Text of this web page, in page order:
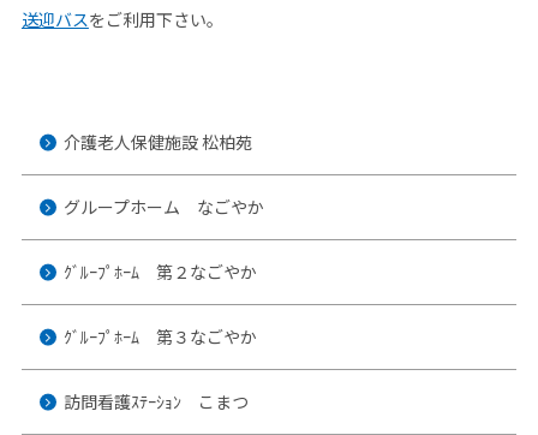
介護老人保健施設 松柏苑
グループホーム なごやか
ｸﾞﾙｰﾌﾟﾎｰﾑ 第２なごやか
ｸﾞﾙｰﾌﾟﾎｰﾑ 第３なごやか
訪問看護ｽﾃｰｼｮﾝ こまつ
送迎バスをご利用下さい。